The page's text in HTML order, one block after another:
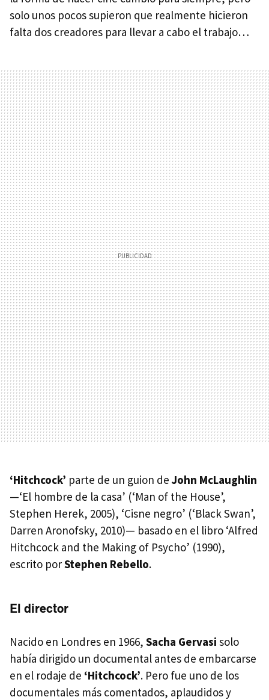
solo unos pocos supieron que realmente hicieron
falta dos creadores para llevar a cabo el trabajo…
‘Hitchcock’ parte de un guion de John McLaughlin
—‘El hombre de la casa’ (‘Man of the House’,
Stephen Herek, 2005), ‘Cisne negro’ (‘Black Swan’,
Darren Aronofsky, 2010)— basado en el libro ‘Alfred
Hitchcock and the Making of Psycho’ (1990),
escrito porStephen Rebello.
El director
Nacido en Londres en 1966, Sacha Gervasi solo
había dirigido un documental antes de embarcarse
en el rodaje de ‘Hitchcock’. Pero fue uno de los
documentales más comentados, aplaudidos y